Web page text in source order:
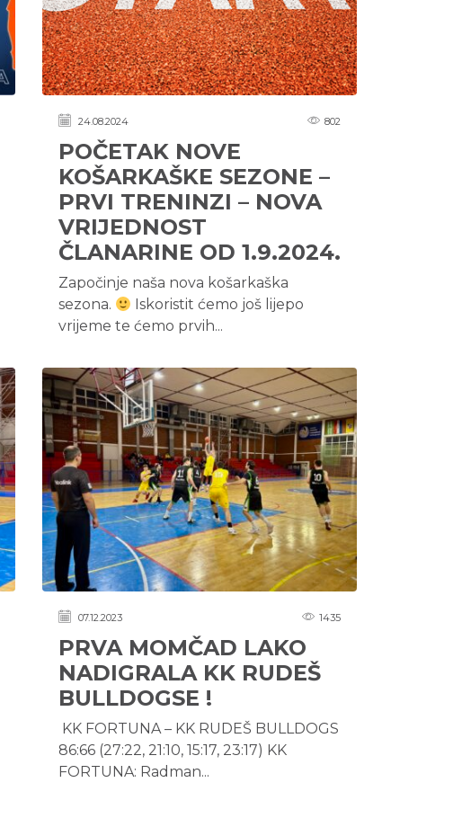
24.08.2024 802
POČETAK NOVE
KOŠARKAŠKE SEZONE –
PRVI TRENINZI – NOVA
VRIJEDNOST
ČLANARINE OD 1.9.2024.
Započinje naša nova košarkaška
sezona.
Iskoristit ćemo još lijepo
vrijeme te ćemo prvih...
07.12.2023 1435
PRVA MOMČAD LAKO
NADIGRALA KK RUDEŠ
BULLDOGSE !
KK FORTUNA – KK RUDEŠ BULLDOGS
86:66 (27:22, 21:10, 15:17, 23:17) KK
FORTUNA: Radman...